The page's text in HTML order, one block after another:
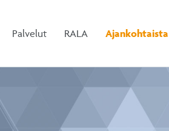
Palvelut RALA Ajankohtaista